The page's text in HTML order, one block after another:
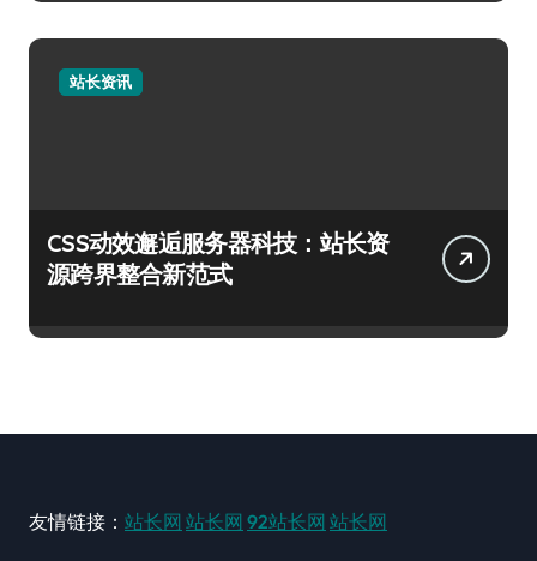
站长资讯
CSS动效邂逅服务器科技：站长资
源跨界整合新范式
友情链接： 站长网 站长网 92站长网 站长网